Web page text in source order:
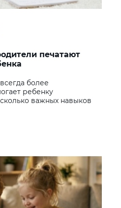
печатают
более
ребенку
важных навыков